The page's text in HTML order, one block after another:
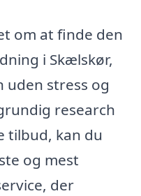
om at finde den
i Skælskør,
uden stress og
research
tilbud, kan du
og mest
der